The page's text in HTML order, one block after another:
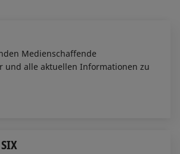
Medienschaffende
und alle aktuellen Informationen zu